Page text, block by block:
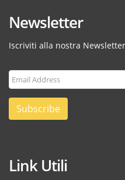
Newsletter
Iscriviti alla nostra Newsletter
Subscribe
Link Utili